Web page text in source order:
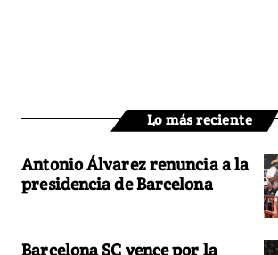
Lo más reciente
Antonio Álvarez renuncia a la
presidencia de Barcelona
Barcelona SC vence por la